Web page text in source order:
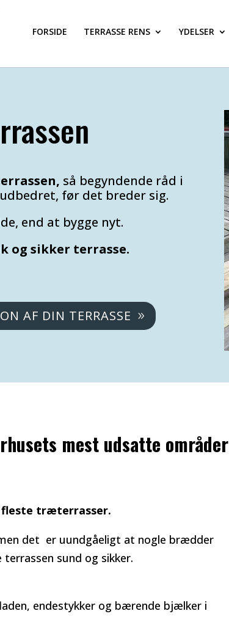
FORSIDE TERRASSE RENS YDELSER
så begyndende råd i
før det breder sig.
end at bygge nyt.
og sikker terrasse.
AF DIN TERRASSE
mest udsatte områder
fleste træterrasser.
det er uundgåeligt at nogle brædder
sund og sikker.
endestykker og bærende bjælker i